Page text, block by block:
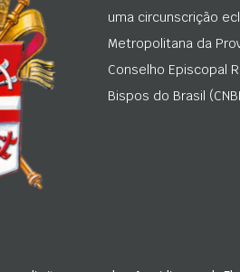
uma circunscrição
Metropolitana da
Conselho Episcopal
Bispos do Brasil